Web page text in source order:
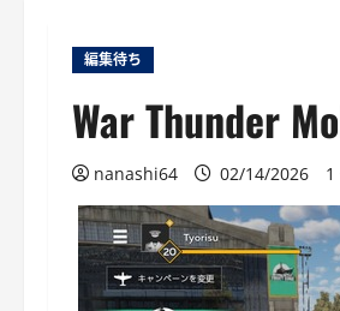
編集待ち
War Thunder
nanashi64 02/14/2026 1